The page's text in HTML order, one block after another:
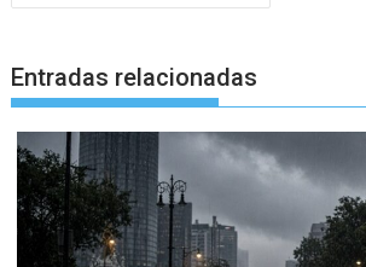
Entradas relacionadas